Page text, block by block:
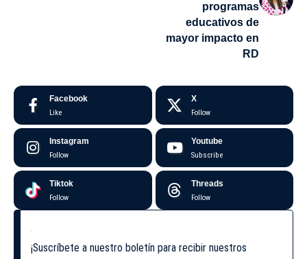
programas
educativos de
mayor impacto en
RD
Facebook
Like
X
Follow
Instagram
Follow
Youtube
Subscribe
Tiktok
Follow
Threads
Follow
¡Suscríbete a nuestro boletín para recibir nuestros